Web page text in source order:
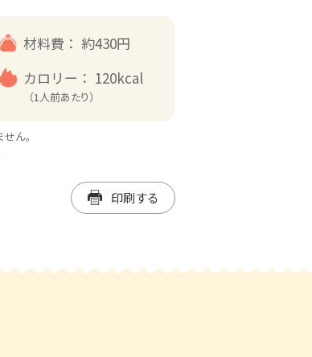
材料費： 約430円
カロリー： 120kcal
（1人前あたり）
ん。
印刷する